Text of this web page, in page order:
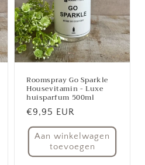
Roomspray Go Sparkle
Housevitamin - Luxe
huisparfum 500ml
Normale
prijs
€9,95 EUR
Aan winkelwagen
toevoegen